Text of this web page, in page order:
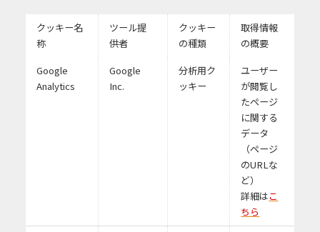
クッキー名
称
ツール提
供者
クッキー
の種類
取得情報
の概要
Google
Analytics
Google
Inc.
分析用ク
ッキー
ユーザー
が閲覧し
たページ
に関する
データ
（ページ
のURLな
ど）
詳細はこ
ちら